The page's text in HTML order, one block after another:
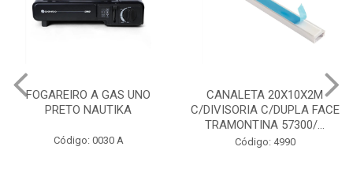
FOGAREIRO A GAS UNO
PRETO NAUTIKA
Código: 0030 A
CANALETA 20X10X2M
C/DIVISORIA C/DUPLA FACE
TRAMONTINA 57300/...
Código: 4990